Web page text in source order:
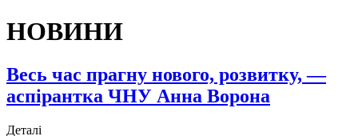
НОВИНИ
Весь час прагну нового, розвитку, —
аспірантка ЧНУ Анна Ворона
Деталі